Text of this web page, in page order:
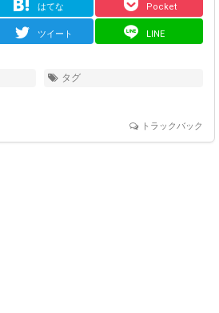
はてな Pocket
ツイート LINE
タグ
トラックバック